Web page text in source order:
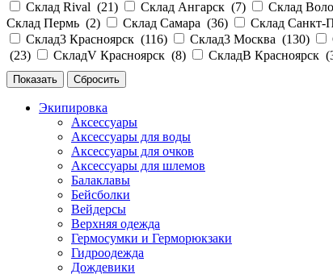
Склад Rival (21) Склад Ангарск (7) Склад
Склад Пермь (2) Склад Самара (36) Склад Санкт-
Склад3 Красноярск (116) Склад3 Москва (130)
(23) СкладV Красноярск (8) СкладВ Красноярск (
Экипировка
Аксессуары
Аксессуары для воды
Аксессуары для очков
Аксессуары для шлемов
Балаклавы
Бейсболки
Вейдерсы
Верхняя одежда
Гермосумки и Герморюкзаки
Гидроодежда
Дождевики